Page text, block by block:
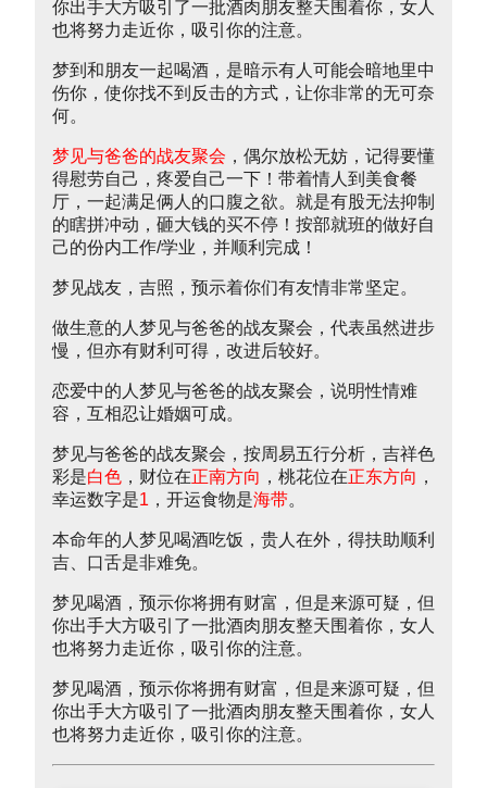
你出手大方吸引了一批酒肉朋友整天围着你，女人
也将努力走近你，吸引你的注意。
梦到和朋友一起喝酒，是暗示有人可能会暗地里中
伤你，使你找不到反击的方式，让你非常的无可奈
何。
梦见与爸爸的战友聚会 ，偶尔放松无妨，记得要懂
得慰劳自己，疼爱自己一下！带着情人到美食餐
厅，一起满足俩人的口腹之欲。就是有股无法抑制
的瞎拼冲动，砸大钱的买不停！按部就班的做好自
己的份内工作/学业，并顺利完成！
梦见战友，吉照，预示着你们有友情非常坚定。
做生意的人梦见与爸爸的战友聚会，代表虽然进步
慢，但亦有财利可得，改进后较好。
恋爱中的人梦见与爸爸的战友聚会，说明性情难
容，互相忍让婚姻可成。
梦见与爸爸的战友聚会，按周易五行分析，吉祥色
彩是白色 ，财位在正南方向 ，桃花位在正东方向 ，
幸运数字是1 ，开运食物是海带。
本命年的人梦见喝酒吃饭，贵人在外，得扶助顺利
吉、口舌是非难免。
梦见喝酒，预示你将拥有财富，但是来源可疑，但
你出手大方吸引了一批酒肉朋友整天围着你，女人
也将努力走近你，吸引你的注意。
梦见喝酒，预示你将拥有财富，但是来源可疑，但
你出手大方吸引了一批酒肉朋友整天围着你，女人
也将努力走近你，吸引你的注意。